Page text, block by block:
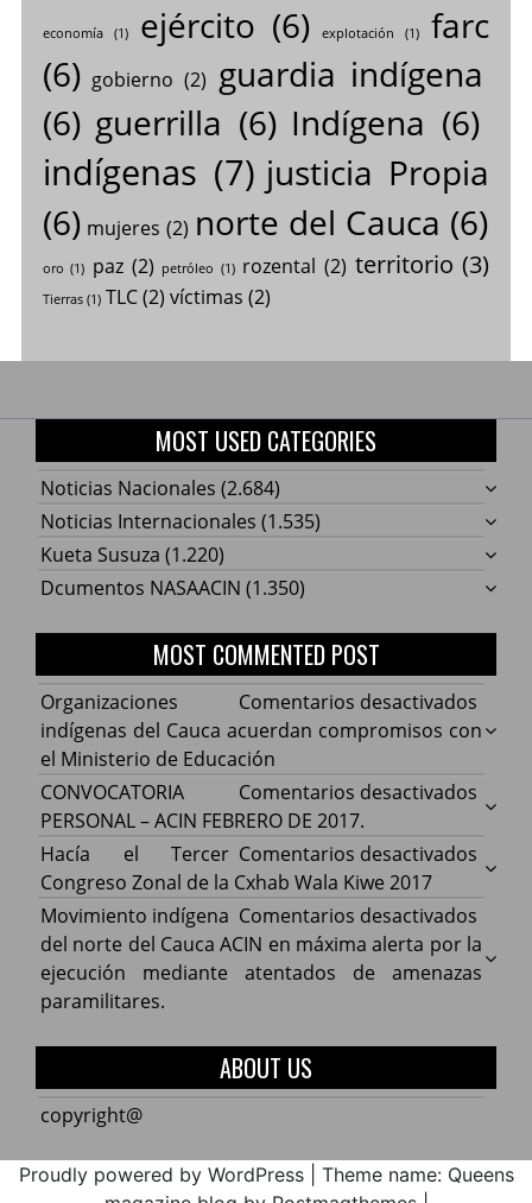
economía(1) ejército (6) explotación (1)
farc
(6) gobierno (2) guardia indígena
(6) guerrilla (6) Indígena (6)
indígenas (7) justicia Propia
(6) mujeres (2) norte del Cauca (6)
oro (1) paz (2) petróleo (1) rozental (2) territorio (3)
Tierras(1) TLC(2) víctimas (2)
MOST USED CATEGORIES
Noticias Nacionales (2.684)
Noticias Internacionales (1.535)
Kueta Susuza (1.220)
Dcumentos NASAACIN (1.350)
MOST COMMENTED POST
Comentarios desactivados
Cauca
con
de
Organizaciones
indígenas del Cauca acuerdan compromisos con
el Ministerio de Educación
Comentarios desactivados
ACIN
DE
CONVOCATORIA
PERSONAL – ACIN FEBRERO DE 2017.
Comentarios desactivados
Hacía
la
2017
Hacía el Tercer
Congreso Zonal de la Cxhab Wala Kiwe 2017
Comentarios desactivados
Cauca
Movimiento indígena
del norte del Cauca ACIN en máxima alerta por la
ejecución mediante atentados de amenazas
paramilitares.
ABOUT US
copyright@
Proudly powered by WordPress
Theme name: Queens